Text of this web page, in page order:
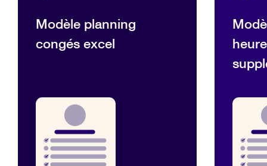
Modèle planning
congés excel